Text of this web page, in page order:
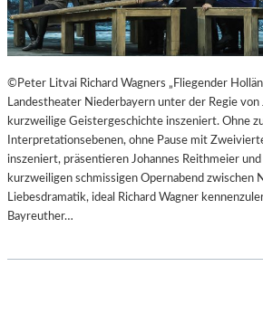
©Peter Litvai Richard Wagners „Fliegender
Landestheater Niederbayern unter der Regie von
kurzweilige Geistergeschichte inszeniert. Ohne
Interpretationsebenen, ohne Pause mit
inszeniert, präsentieren Johannes Reithmeier
kurzweiligen schmissigen Opernabend zwischen
Liebesdramatik, ideal Richard Wagner
Bayreuther…